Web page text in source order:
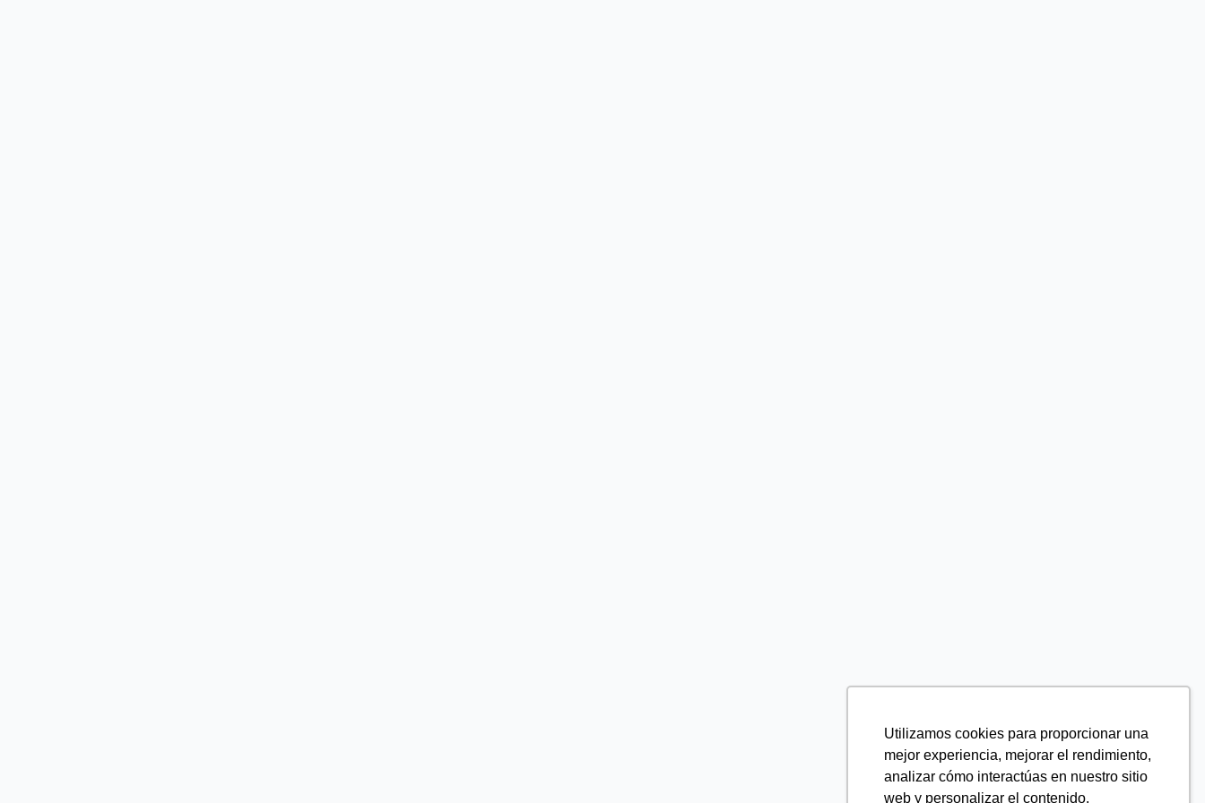
Utilizamos cookies para proporcionar una
mejor experiencia, mejorar el rendimiento,
analizar cómo interactúas en nuestro sitio
web y personalizar el contenido.